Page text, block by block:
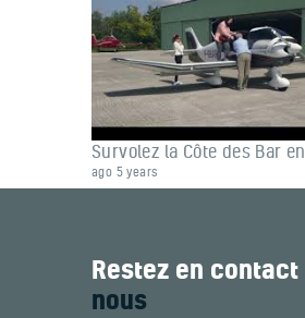
ago 5 years
Restez en contact
nous